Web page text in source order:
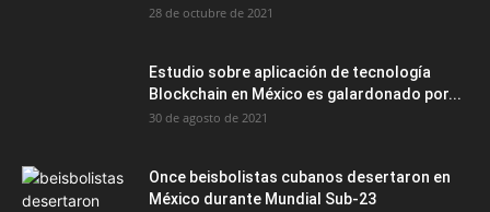
28 de octubre de 2021
Estudio sobre aplicación de tecnología
Blockchain en México es galardonado por...
30 de agosto de 2021
Once beisbolistas cubanos desertaron en
México durante Mundial Sub-23